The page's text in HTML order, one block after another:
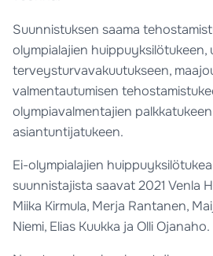
Suunnistuksen saama
olympialajien huippuyksilötukeen,
terveysturvavakuutukseen,
valmentautumisen
olympiavalmentajien
asiantuntijatukeen.
Ei-olympialajien
suunnistajista saavat 2021 Venla
Miika Kirmula, Merja Rantanen,
Niemi, Elias Kuukka ja Olli Ojanaho.